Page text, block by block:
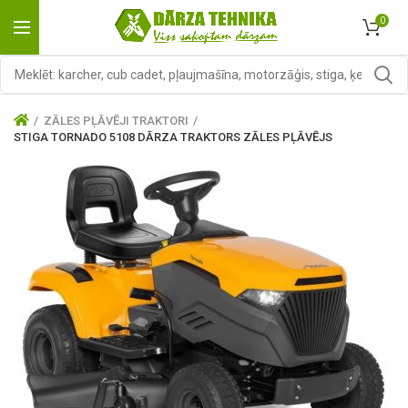
0
ZĀLES PĻĀVĒJI TRAKTORI
STIGA TORNADO 5108 DĀRZA TRAKTORS ZĀLES PĻĀVĒJS